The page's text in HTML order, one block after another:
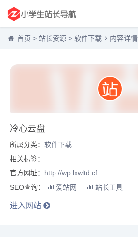
首页 > 站长资源 > 软件下载 内容详情
冷心云盘
所属分类： 软件下载
相关标签：
官方网址： http://wp.lxwltd.cf
SEO查询：
爱站网 站长工具
进入网站